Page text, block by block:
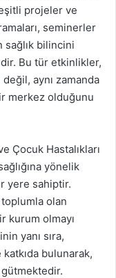
projeler ve
seminerler
sağlık bilincini
Bu tür etkinlikler,
aynı zamanda
merkez olduğunu
Çocuk Hastalıkları
yönelik
yere sahiptir.
olan
kurum olmayı
yanı sıra,
bulunarak,